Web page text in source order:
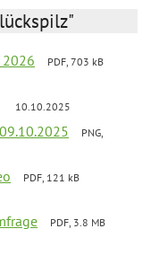
PDF, 703 kB
10.10.2025
PNG,
PDF, 121 kB
PDF, 3.8 MB